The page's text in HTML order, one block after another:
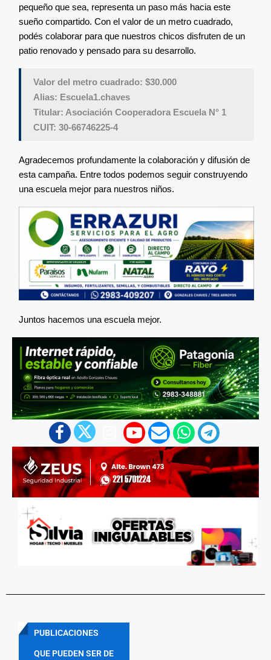
pequeño que sea, representa un paso más hacia este
sueño compartido. Con el valor de un metro cuadrado,
podés colaborar para que nuestros chicos disfruten de un
patio renovado y pensado para su desarrollo.
Valor del metro cuadrado: $30.000
Alias: Escuela1.chaves
Titular: Asociación Cooperadora Escuela N° 1
CUIT: 30-66746225-4
Agradecemos profundamente la colaboración y difusión de
esta campaña. Entre todos podemos seguir construyendo
una escuela mejor para nuestros niños.
Juntos hacemos una escuela mejor.
PUBLICACIONES
QUE PUEDEN SER DE